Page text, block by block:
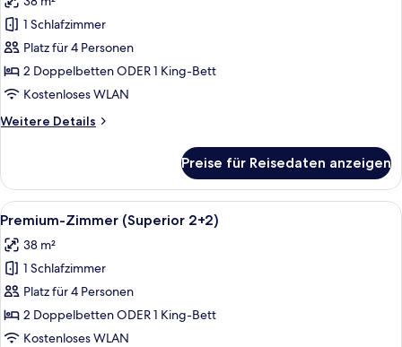
für
Premium-
Zimmer
(Superior
2+2)
1 Schlafzimmer
Platz für 4 Personen
2 Doppelbetten ODER 1 King-Bett
Kostenloses WLAN
Weitere Details
Weitere
Zimmer
(Superior
2+2)
Preise für Reisedaten anzeigen
Alle
Fotos
für
Premium-
Zimmer
(Superior
2+2)
Ein Hotelzimmer mit Sofa, Bett,
13
Premium-Zimmer (Superior 2+2)
38 m²
1 Schlafzimmer
Platz für 4 Personen
2 Doppelbetten ODER 1 King-Bett
Kostenloses WLAN